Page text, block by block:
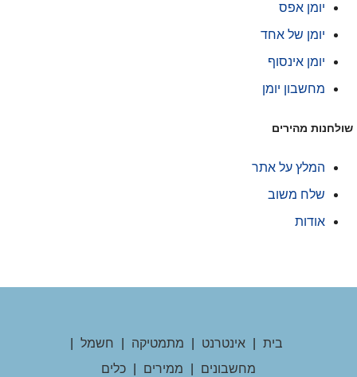
יומן אפס
יומן של אחד
יומן אינסוף
מחשבון יומן
מהירים
המלץ על אתר
שלח משוב
אודות
בית | אינטרנט | מתמטיקה | חשמל |
מחשבונים | ממירים | כלים